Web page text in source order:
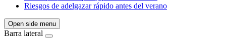
Riesgos de adelgazar rápido antes del verano
Open side menu
Barra lateral